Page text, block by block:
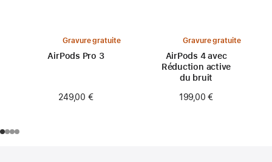
Gravure gratuite
AirPods Pro 3
249,00 €
Gravure gratuite
AirPods 4 avec
Réduction active
du bruit
199,00 €